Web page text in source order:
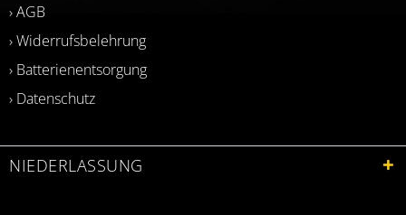
› AGB
› Widerrufsbelehrung
› Batterienentsorgung
› Datenschutz
NIEDERLASSUNG